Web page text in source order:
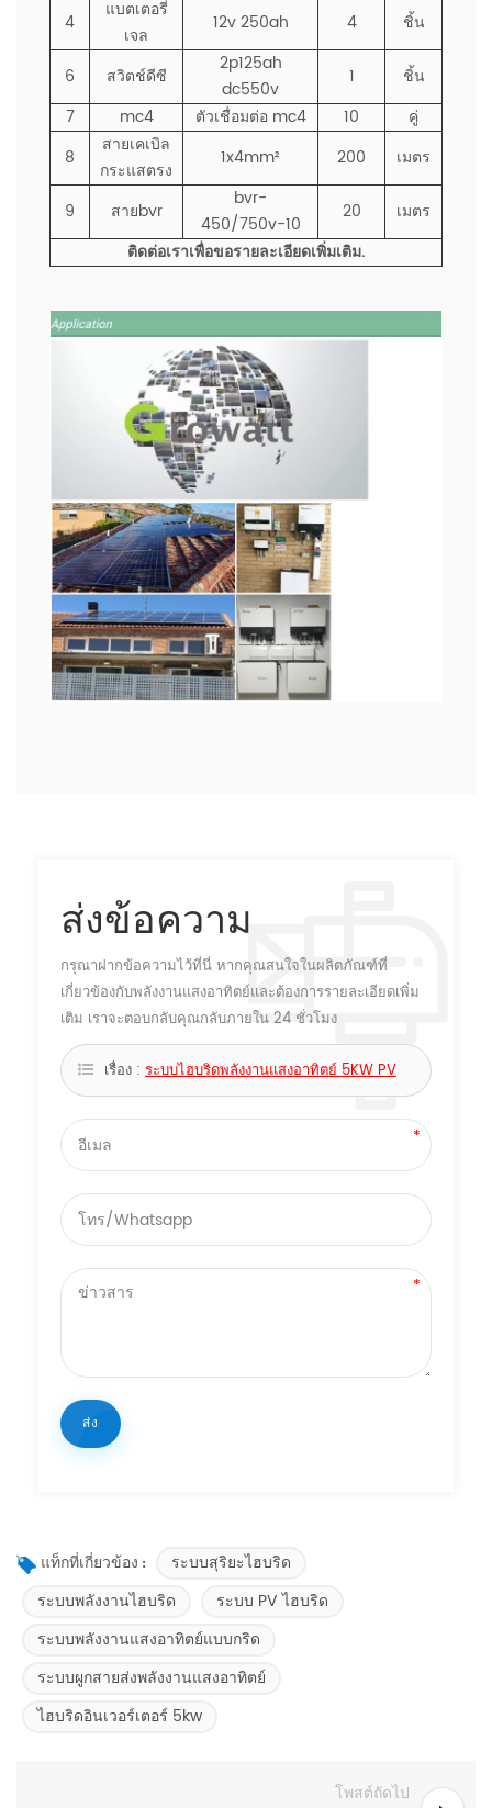
4
แบตเตอรี่
เจล
12v 250ah 4 ชิ้น
6 สวิตช์ดีซี
2p125ah
dc550v
1
ชิ้น
7
mc4 ตัวเชื่อมต่อ mc4 10
คู่
8
สายเคเบิล
กระแสตรง
1x4mm² 200 เมตร
9 สายbvr
bvr-
450/750v-10
20
เมตร
ติดต่อเราเพื่อขอรายละเอียดเพิ่มเติม.
ส่งข้อความ
กรุณาฝากข้อความไว้ที่นี่ หากคุณสนใจในผลิตภัณฑ์ที่
เกี่ยวข้องกับพลังงานแสงอาทิตย์และต้องการรายละเอียดเพิ่ม
เติม เราจะตอบกลับคุณกลับภายใน 24 ชั่วโมง
เรื่อง : ระบบไฮบริดพลังงานแสงอาทิตย์ 5KW PV
แท็กที่เกี่ยวข้อง :
ระบบสุริยะไฮบริด
ระบบพลังงานไฮบริด
ระบบ PV ไฮบริด
ระบบพลังงานแสงอาทิตย์แบบกริด
ระบบผูกสายส่งพลังงานแสงอาทิตย์
ไฮบริดอินเวอร์เตอร์ 5kw
โพสต์ถัดไป